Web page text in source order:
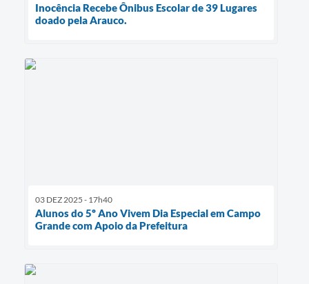
Inocência Recebe Ônibus Escolar de 39 Lugares
doado pela Arauco.
03 DEZ 2025 - 17h40
Alunos do 5º Ano Vivem Dia Especial em Campo
Grande com Apoio da Prefeitura